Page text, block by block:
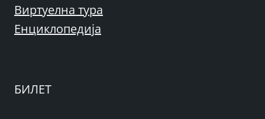
Виртуелна тура
Енциклопедија
БИЛЕТ